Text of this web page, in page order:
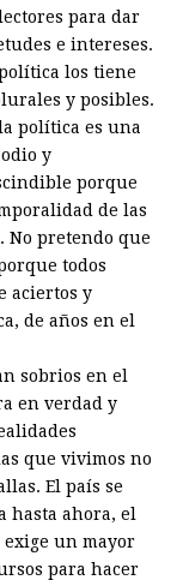
la
sociedad
para dar
e intereses.
los tiene
y posibles.
política es una
y
porque
de las
No pretendo que
todos
aciertos y
de años en el
sobrios en el
en verdad y
que vivimos no
El país se
hasta ahora, el
exige un mayor
para hacer